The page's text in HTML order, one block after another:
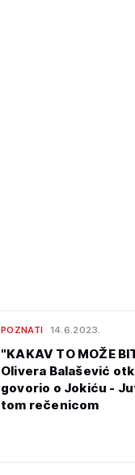
POZNATI 14.6.2023.
"KAKAV TO MOŽE
Olivera Balašević
govorio o Jokiću -
tom rečenicom